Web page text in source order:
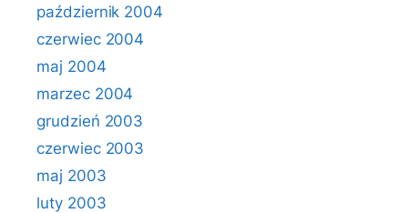
październik 2004
czerwiec 2004
maj 2004
marzec 2004
grudzień 2003
czerwiec 2003
maj 2003
luty 2003